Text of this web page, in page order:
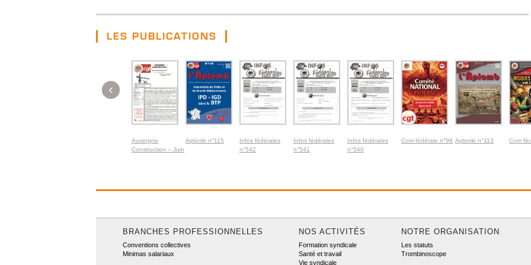
LES PUBLICATIONS
Auvergne
Construction – Juin
Aplomb n°115
Infos fédérales
n°542
Infos fédérales
n°541
Infos fédérales
n°540
Com fédérale n°96 Aplomb n°113 Com
‹
BRANCHES PROFESSIONNELLES
Conventions collectives
Minimas salariaux
NOS ACTIVITÉS
Formation syndicale
Santé et travail
Vie syndicale
NOTRE ORGANISATION
Les statuts
Trombinoscope